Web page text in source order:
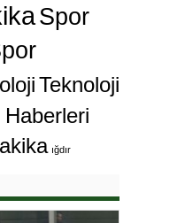
Spor
Teknoloji
ığdır